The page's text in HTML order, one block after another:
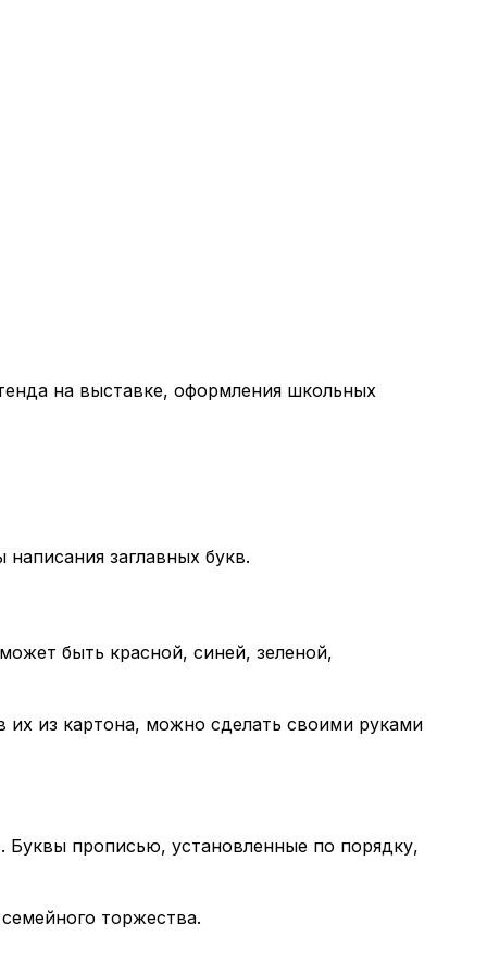
на выставке, оформления школьных
заглавных букв.
быть красной, синей, зеленой,
их из картона, можно сделать своими руками
прописью, установленные по порядку,
торжества.